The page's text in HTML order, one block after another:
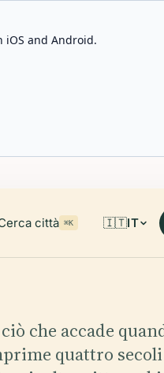
iOS and Android.
città ⌘K 🇮🇹IT
che accade
quattro